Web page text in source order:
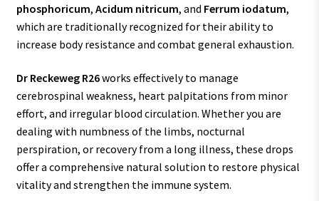
phosphoricum, Acidum nitricum, and Ferrum iodatum,
which are traditionally recognized for their ability to
increase body resistance and combat general exhaustion.
Dr Reckeweg R26works effectively to manage
cerebrospinal weakness, heart palpitations from minor
effort, and irregular blood circulation. Whether you are
dealing with numbness of the limbs, nocturnal
perspiration, or recovery from a long illness, these drops
offer a comprehensive natural solution to restore physical
vitality and strengthen the immune system.